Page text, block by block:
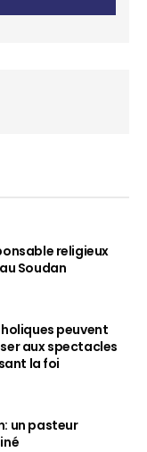
religieux
Soudan
peuvent
aux spectacles
la foi
un pasteur